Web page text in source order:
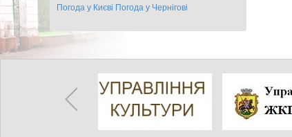
Погода у Києві Погода у Чернігові